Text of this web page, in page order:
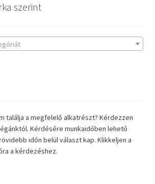
szerint
találja a megfelelő alkatrészt? Kérdezzen
Kérdésére munkaidőben lehető
időn belül választ kap. Klikkeljen a
a kérdezéshez.